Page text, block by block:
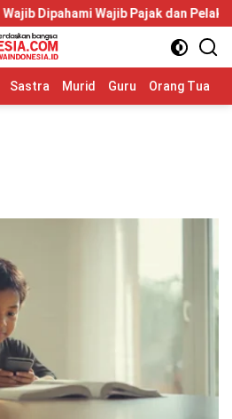
Wajib Pajak dan Pelaku
Sastra Murid Guru Orang Tua